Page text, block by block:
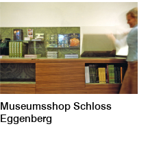
Museumsshop Schloss
Eggenberg